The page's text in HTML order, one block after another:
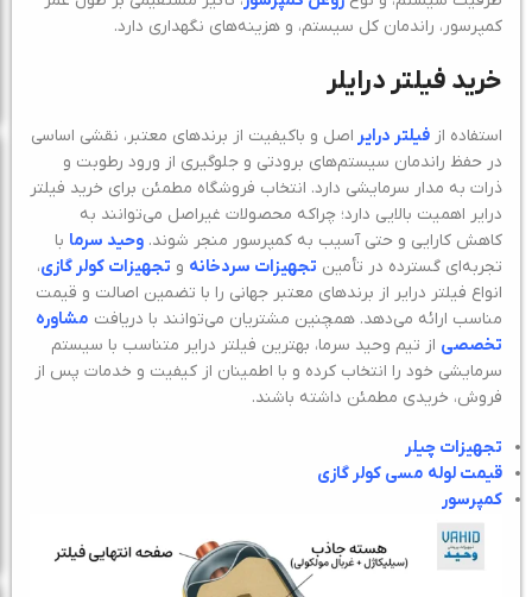
کمپرسور، راندمان کل سیستم، و هزینه‌های نگهداری دارد.
خرید فیلتر درایلر
استفاده از فیلتر درایر اصل و باکیفیت از برندهای معتبر، نقشی اساسی
در حفظ راندمان سیستم‌های برودتی و جلوگیری از ورود رطوبت و
ذرات به مدار سرمایشی دارد. انتخاب فروشگاه مطمئن برای خرید فیلتر
درایر اهمیت بالایی دارد؛ چراکه محصولات غیراصل می‌توانند به
کاهش کارایی و حتی آسیب به کمپرسور منجر شوند. وحید سرما با
تجربه‌ای گسترده در تأمین تجهیزات سردخانه و تجهیزات کولر گازی،
انواع فیلتر درایر از برندهای معتبر جهانی را با تضمین اصالت و قیمت
مناسب ارائه می‌دهد. همچنین مشتریان می‌توانند با دریافت مشاوره
تخصصی از تیم وحید سرما، بهترین فیلتر درایر متناسب با سیستم
سرمایشی خود را انتخاب کرده و با اطمینان از کیفیت و خدمات پس از
فروش، خریدی مطمئن داشته باشند.
تجهیزات چیلر
قیمت لوله مسی کولر گازی
کمپرسور